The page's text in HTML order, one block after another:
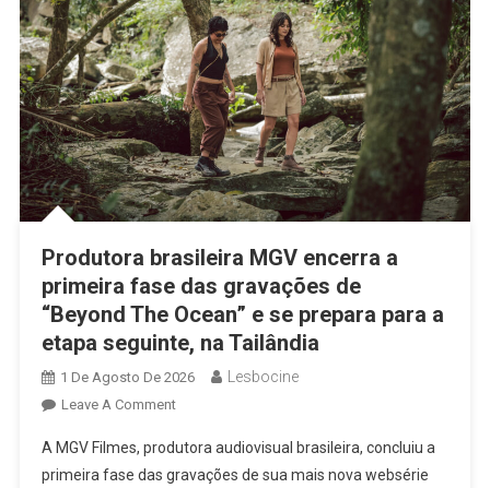
Produtora brasileira MGV encerra a
primeira fase das gravações de
“Beyond The Ocean” e se prepara para a
etapa seguinte, na Tailândia
1 De Agosto De 2026 Lesbocine
Leave A CommentOn
Brasileira
MGV
A MGV Filmes, produtora audiovisual brasileira, concluiu a
primeira fase das gravações de sua mais nova websérie